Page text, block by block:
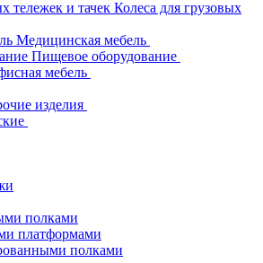
Колеса для грузовых
Медицинская мебель
Пищевое оборудование
мебель
изделия
полками
платформами
полками